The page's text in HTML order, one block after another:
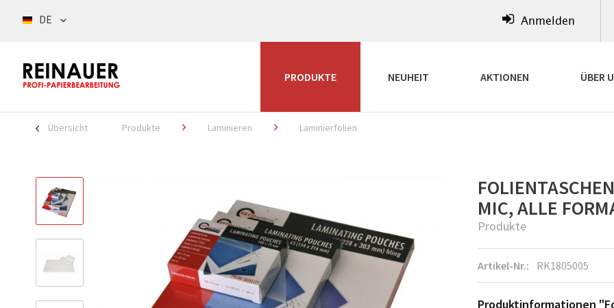
DE Anmelden
PRODUKTE NEUHEIT AKTIONEN ÜBER
Übersicht Produkte Laminieren Laminierfolien
MIC, ALLE
Produkte
Artikel-Nr.: RK1805005
Produktinformationen